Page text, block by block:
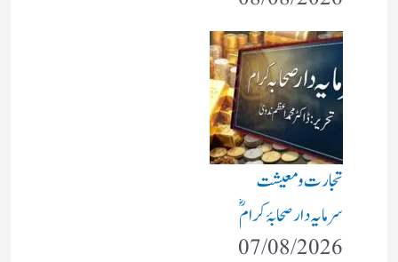
تجارت و معیشت
سرمایہ دار صحابۂ کرامؓ
07/08/2026